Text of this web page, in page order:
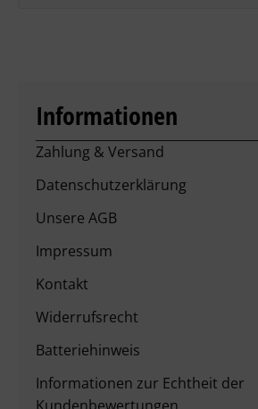
Informationen
Zahlung & Versand
Datenschutzerklärung
Unsere AGB
Impressum
Kontakt
Widerrufsrecht
Batteriehinweis
Informationen zur Echtheit der